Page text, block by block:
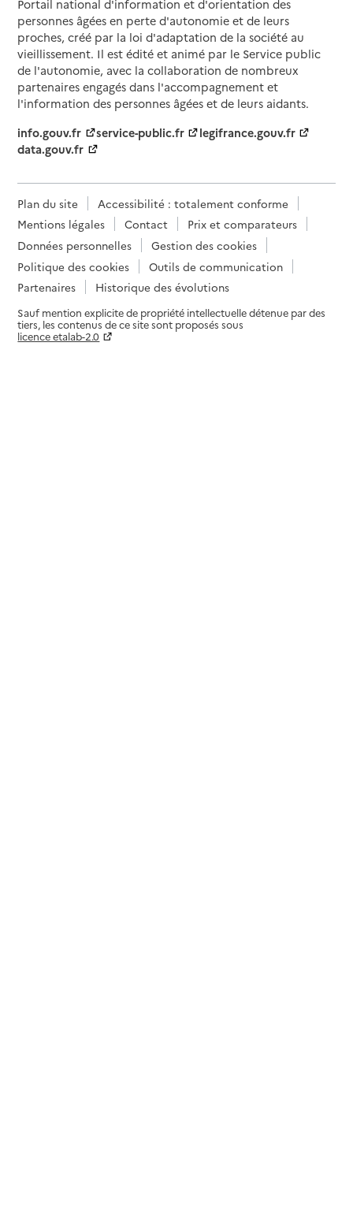
Portail national d'information et d'orientation des
personnes âgées en perte d'autonomie et de leurs
proches, créé par la loi d'adaptation de la société au
vieillissement. Il est édité et animé par le Service public
de l'autonomie, avec la collaboration de nombreux
partenaires engagés dans l'accompagnement et
l'information des personnes âgées et de leurs aidants.
info.gouv.fr
service-public.fr
legifrance.gouv.fr
data.gouv.fr
Plan du site
Accessibilité : totalement conforme
Mentions légales
Contact
Prix et comparateurs
Données personnelles
Gestion des cookies
Politique des cookies
Outils de communication
Partenaires
Historique des évolutions
Sauf mention explicite de propriété intellectuelle détenue par des
tiers, les contenus de ce site sont proposés sous
licence etalab-2.0